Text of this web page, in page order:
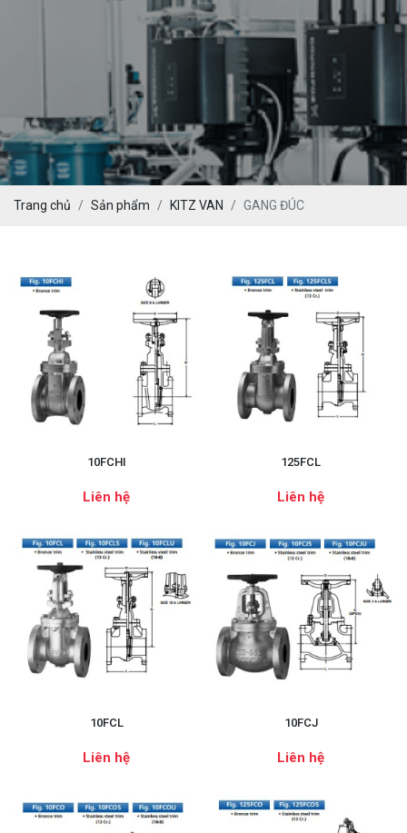
Trang chủ Sản phẩm KITZ VAN GANG ĐÚC
10FCHI
Liên hệ
125FCL
Liên hệ
10FCL
Liên hệ
10FCJ
Liên hệ